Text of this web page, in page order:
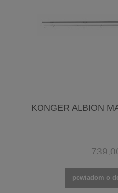
KONGER ALBION
powiadom o